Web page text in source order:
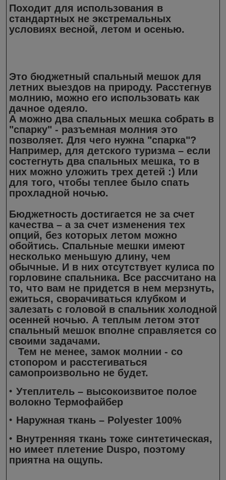
Походит для использования в
стандартных не экстремальных
условиях весной, летом и осенью.
Это бюджетный спальный мешок для
летних выездов на природу. Расстегнув
молнию, можно его использовать как
дачное одеяло.
А можно два спальных мешка собрать в
"спарку" - разъемная молния это
позволяет. Для чего нужна "спарка"?
Например, для детского туризма – если
состегнуть два спальных мешка, то в
них можно уложить трех детей :) Или
для того, чтобы теплее было спать
прохладной ночью.
Бюджетность достигается не за счет
качества – а за счет изменения тех
опций, без которых летом можно
обойтись. Спальные мешки имеют
несколько меньшую длину, чем
обычные. И в них отсутствует кулиса по
горловине спальника. Все рассчитано на
то, что вам не придется в нем мерзнуть,
ежиться, сворачиваться клубком и
залезать с головой в спальник холодной
осенней ночью. А теплым летом этот
спальный мешок вполне справляется со
своими задачами.
Тем не менее, замок молнии - со
стопором и расстегиваться
самопроизвольно не будет.
Утеплитель – высокоизвитое полое
волокно Термофайбер
Наружная ткань – Polyester 100%
Внутренняя ткань тоже синтетическая,
но имеет плетение Duspo, поэтому
приятна на ощупь.